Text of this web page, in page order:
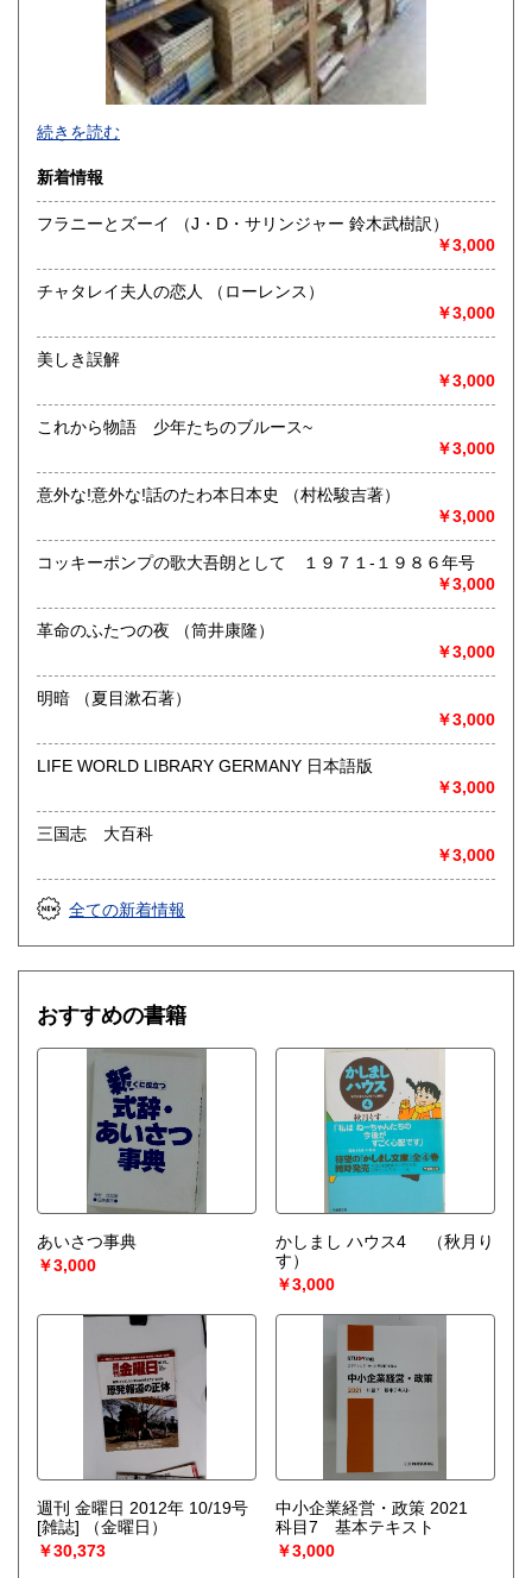
-
沿線名：-
最寄駅：-
営業時間：-
定休日：-
書籍の買取について
取り扱い分野
総記、哲学宗教、歴史、社会科学、自然科学、美術工芸、国
語国文、外国文学、古典籍、近代文献、趣味、外国書、サブ
カルチャー、古書一般（その他）
続きを読む
新着情報
フラニーとズーイ （J・D・サリンジャー 鈴木武樹訳）
￥3,000
チャタレイ夫人の恋人 （ローレンス）
￥3,000
美しき誤解
￥3,000
これから物語 少年たちのブルース~
￥3,000
意外な!意外な!話のたわ本日本史 （村松駿吉著）
￥3,000
コッキーポンプの歌大吾朗として １９７１-１９８６年号
￥3,000
革命のふたつの夜 （筒井康隆）
￥3,000
明暗 （夏目漱石著）
￥3,000
LIFE WORLD LIBRARY GERMANY 日本語版
￥3,000
三国志 大百科
￥3,000
全ての新着情報
おすすめの書籍
あいさつ事典
￥3,000
かしまし ハウス4
（秋月り
す）
￥3,000
週刊 金曜日 2012年 10/19号
[雑誌]
（金曜日）
￥30,373
中小企業経営・政策 2021
科目7 基本テキスト
￥3,000